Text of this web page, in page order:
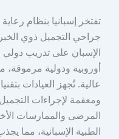
تفتخر إسبانيا بنظام
جراحي التجميل ذوي
الإسبان على تدريب
أوروبية ودولية مرموقة،
عالية. تُجهز العيادات
ومعقمة لإجراءات
المرضى والممارسات
الطبية الإسبانية، مما